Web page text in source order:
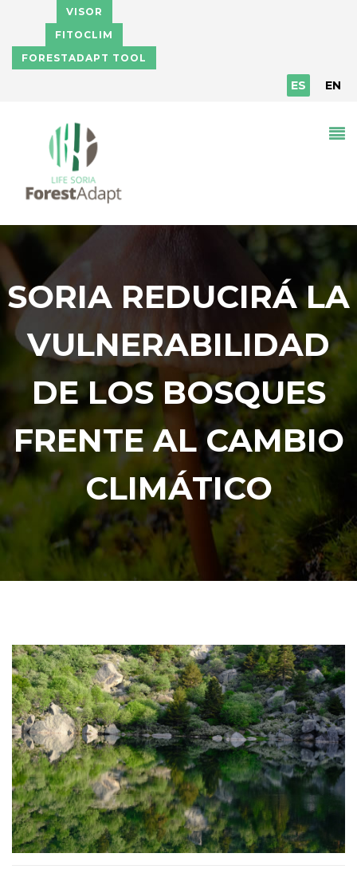
Pasar al contenido principal
VISOR
FITOCLIM
FORESTADAPT TOOL
ES EN
SORIA REDUCIRÁ LA
VULNERABILIDAD
DE LOS BOSQUES
FRENTE AL CAMBIO
CLIMÁTICO